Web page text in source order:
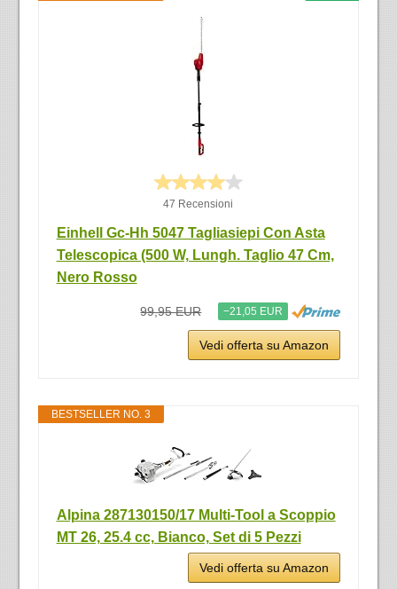
47 Recensioni
Einhell Gc-Hh 5047 Tagliasiepi Con Asta
Telescopica (500 W, Lungh. Taglio 47 Cm,
‎Nero Rosso
99,95 EUR −21,05 EUR
Vedi offerta su Amazon
BESTSELLER NO. 3
Alpina 287130150/17 Multi-Tool a Scoppio
MT 26, 25.4 cc, Bianco, Set di 5 Pezzi
Vedi offerta su Amazon